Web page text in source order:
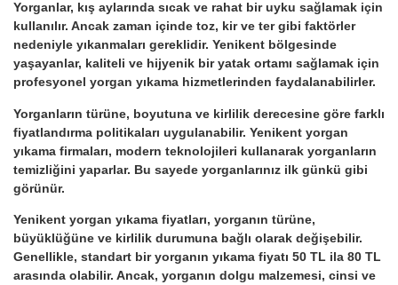
Yorganlar, kış aylarında sıcak ve rahat bir uyku sağlamak için
kullanılır. Ancak zaman içinde toz, kir ve ter gibi faktörler
nedeniyle yıkanmaları gereklidir. Yenikent bölgesinde
yaşayanlar, kaliteli ve hijyenik bir yatak ortamı sağlamak için
profesyonel yorgan yıkama hizmetlerinden faydalanabilirler.
Yorganların türüne, boyutuna ve kirlilik derecesine göre farklı
fiyatlandırma politikaları uygulanabilir. Yenikent yorgan
yıkama firmaları, modern teknolojileri kullanarak yorganların
temizliğini yaparlar. Bu sayede yorganlarınız ilk günkü gibi
görünür.
Yenikent yorgan yıkama fiyatları, yorganın türüne,
büyüklüğüne ve kirlilik durumuna bağlı olarak değişebilir.
Genellikle, standart bir yorganın yıkama fiyatı 50 TL ila 80 TL
arasında olabilir. Ancak, yorganın dolgu malzemesi, cinsi ve